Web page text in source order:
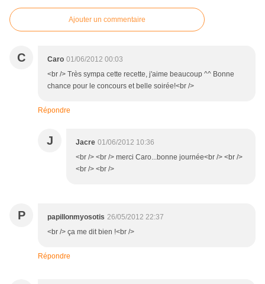
Ajouter un commentaire
C Caro 01/06/2012 00:03
<br /> Très sympa cette recette, j'aime beaucoup ^^ Bonne
chance pour le concours et belle soirée!<br />
Répondre
J Jacre 01/06/2012 10:36
<br /> <br /> merci Caro...bonne journée<br /> <br />
<br /> <br />
P papillonmyosotis 26/05/2012 22:37
<br /> ça me dit bien !<br />
Répondre